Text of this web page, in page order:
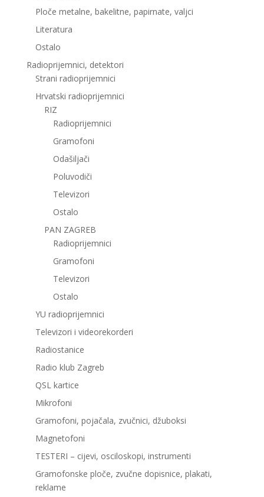
Ploče metalne, bakelitne, papirnate, valjci
Literatura
Ostalo
Radioprijemnici, detektori
Strani radioprijemnici
Hrvatski radioprijemnici
RIZ
Radioprijemnici
Gramofoni
Odašiljači
Poluvodiči
Televizori
Ostalo
PAN ZAGREB
Radioprijemnici
Gramofoni
Televizori
Ostalo
YU radioprijemnici
Televizori i videorekorderi
Radiostanice
Radio klub Zagreb
QSL kartice
Mikrofoni
Gramofoni, pojačala, zvučnici, džuboksi
Magnetofoni
TESTERI – cijevi, osciloskopi, instrumenti
Gramofonske ploče, zvučne dopisnice, plakati,
reklame